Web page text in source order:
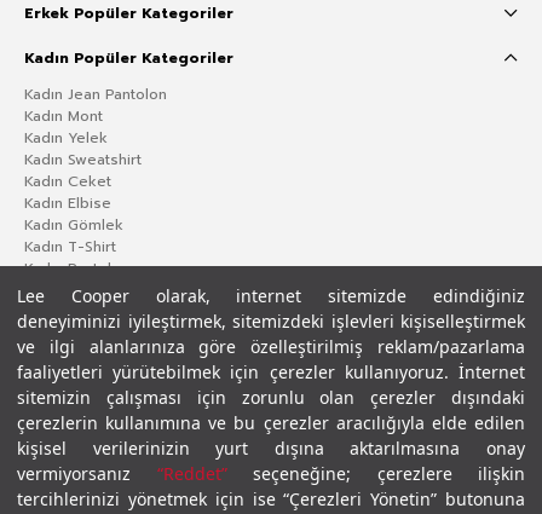
Lee Cooper olarak, internet sitemizde edindiğiniz
deneyiminizi iyileştirmek, sitemizdeki işlevleri kişiselleştirmek
ve ilgi alanlarınıza göre özelleştirilmiş reklam/pazarlama
faaliyetleri yürütebilmek için çerezler kullanıyoruz. İnternet
sitemizin çalışması için zorunlu olan çerezler dışındaki
çerezlerin kullanımına ve bu çerezler aracılığıyla elde edilen
kişisel verilerinizin yurt dışına aktarılmasına onay
vermiyorsanız “Reddet”seçeneğine; çerezlere ilişkin
tercihlerinizi yönetmek için ise “Çerezleri Yönetin” butonuna
Erkek Popüler Kategoriler
Kadın Popüler Kategoriler
Kadın Jean Pantolon
Kadın Mont
Kadın Yelek
Kadın Sweatshirt
Kadın Ceket
Kadın Elbise
Kadın Gömlek
Kadın T-Shirt
Kadın Pantolon
Gizlilik PolitikasıÇerez PolitikasıKVKK Aydınlatma MetniŞartlar ve Koşullar